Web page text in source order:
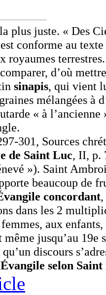
plus juste. « Des
conforme au
royaumes terrestres.
d’où
sinapis, qui vient
mélangées à
« à
301, Sources
de Saint Luc, II, p.
»). Saint
beaucoup de
vangile concordant
dans les 2
aux
même jusqu’au
’un discours s’
Évangile selon